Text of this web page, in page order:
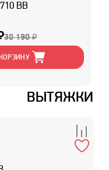
BB
30 190 ₽
ВЫТЯЖКИ